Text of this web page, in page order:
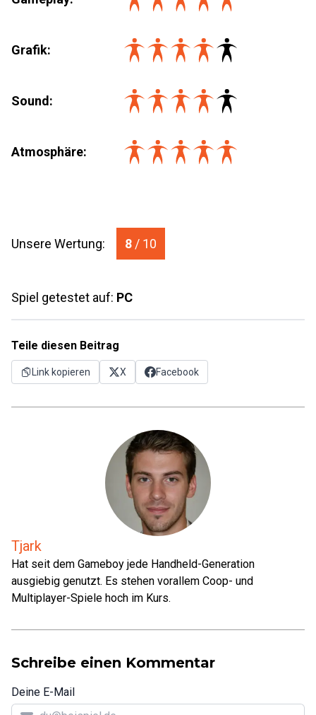
Grafik:
Sound:
Atmosphäre:
Unsere Wertung: 8 / 10
Spiel getestet auf: PC
Teile diesen Beitrag
Link kopieren X Facebook
Tjark
Hat seit dem Gameboy jede Handheld-Generation
ausgiebig genutzt. Es stehen vorallem Coop- und
Multiplayer-Spiele hoch im Kurs.
Schreibe einen Kommentar
Deine E-Mail